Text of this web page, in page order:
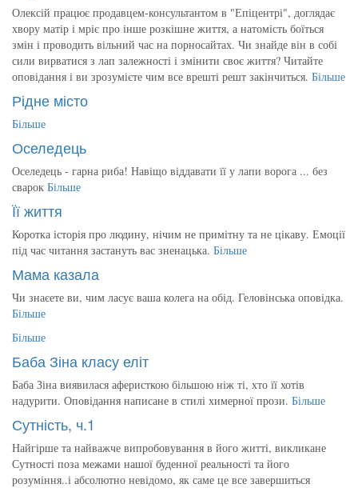
Олексій працює продавцем-консультантом в "Епіцентрі", доглядає
хвору матір і мріє про інше розкішне життя, а натомість боїться
змін і проводить вільний час на порносайтах. Чи знайде він в собі
сили вирватися з лап залежності і змінити своє життя? Читайте
оповідання і ви зрозумієте чим все врешті решт закінчиться. Більше
Рідне місто
Більше
Оселедець
Оселедець - гарна риба! Навіщо віддавати її у лапи ворога ... без
сварок Більше
Її життя
Коротка історія про людину, нічим не примітну та не цікаву. Емоції
під час читання застануть вас зненацька. Більше
Мама казала
Чи знаєете ви, чим ласує ваша колега на обід. Геловінська оповідка.
Більше
Більше
Баба Зіна класу еліт
Баба Зіна виявилася аферисткою більшою ніж ті, хто її хотів
надурити. Оповідання написане в стилі химерної прози. Більше
Сутність, ч.1
Найгірше та найважче випробовування в його житті, викликане
Сутності поза межами нашої буденної реальності та його
розуміння..і абсолютно невідомо, як саме це все завершиться